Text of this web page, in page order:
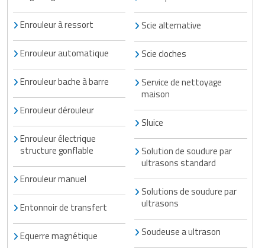
Enrouleur à ressort
Enrouleur automatique
Enrouleur bache à barre
Enrouleur dérouleur
Enrouleur électrique
structure gonflable
Enrouleur manuel
Entonnoir de transfert
Equerre magnétique
Scie alternative
Scie cloches
Service de nettoyage
maison
Sluice
Solution de soudure par
ultrasons standard
Solutions de soudure par
ultrasons
Soudeuse a ultrason